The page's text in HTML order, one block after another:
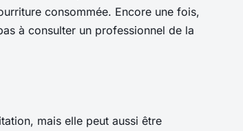
consommée. Encore une fois,
à consulter un professionnel de la
mais elle peut aussi être